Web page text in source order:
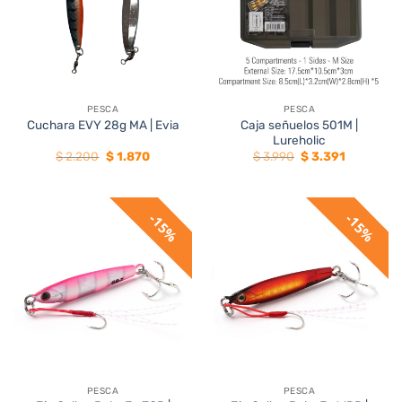
PESCA
Cuchara EVY 28g MA | Evia
$2.200 El
precio
$ 2.200.
$1.870El
$ 1.870.
PESCA
Caja señuelos 501M |
Lureholic
$3.990 El
precio
$ 3.990.
$3.391
$ 3.391.
15%
PESCA
15%
PESCA